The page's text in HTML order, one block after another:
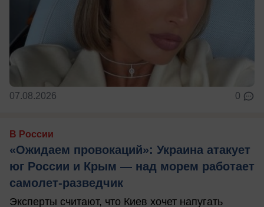
07.08.2026 0
В России
«Ожидаем провокаций»: Украина атакует
юг России и Крым — над морем работает
самолет-разведчик
Эксперты считают, что Киев хочет напугать